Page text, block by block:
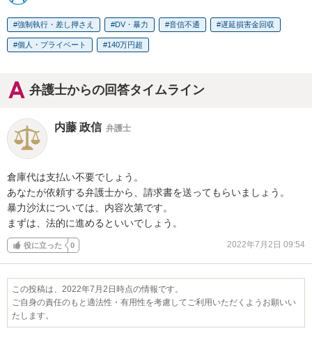
強制執行・差し押さえ DV・暴力 音信不通 遅延損害金回収
個人・プライベート 140万円超
弁護士からの回答タイムライン
内藤 政信 弁護士
倉庫代は支払い不要でしょう。
あなたが依頼する弁護士から、請求書を送ってもらいましょう。
暴力沙汰については、内容次第です。
まずは、法的に進めるといいでしょう。
役に立った 0 2022年7月2日 09:54
この投稿は、2022年7月2日時点の情報です。
ご自身の責任のもと適法性・有用性を考慮してご利用いただくようお願いい
たします。